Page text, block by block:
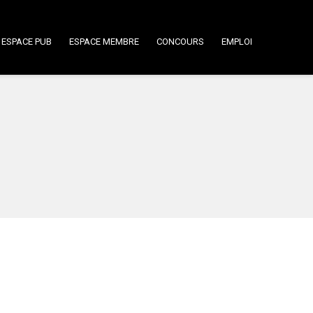
ESPACE PUB ESPACE MEMBRE CONCOURS EMPLOI